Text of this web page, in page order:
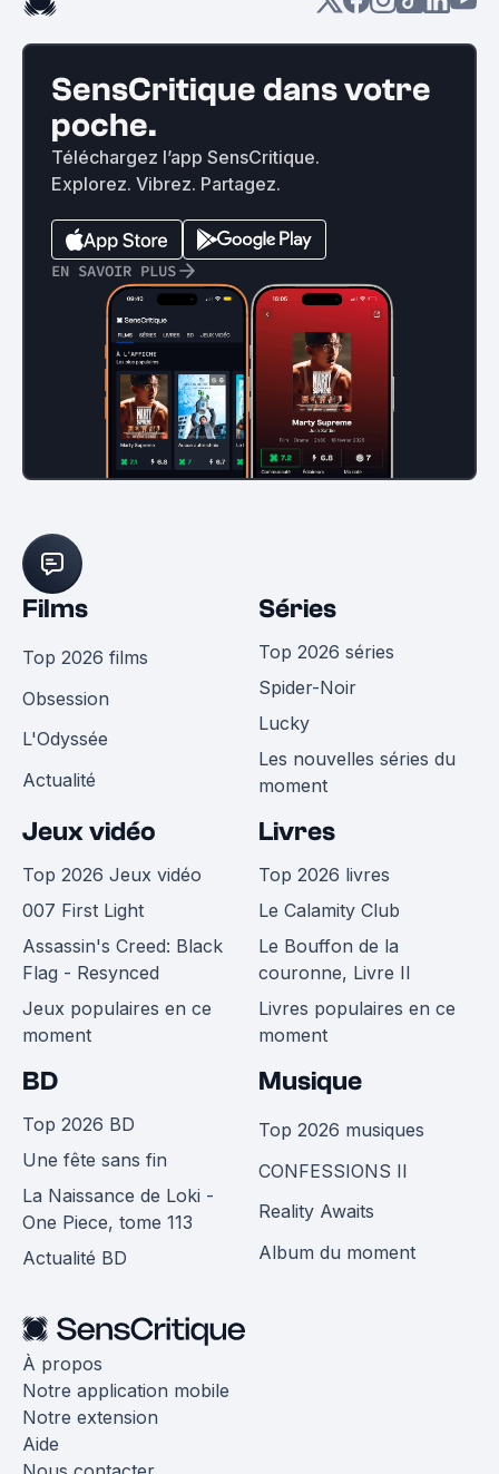
SensCritique dans votre
poche.
Téléchargez l’app SensCritique.
Explorez. Vibrez. Partagez.
EN SAVOIR PLUS
Films
Top 2026 films
Obsession
L'Odyssée
Actualité
Séries
Top 2026 séries
Spider-Noir
Lucky
Les nouvelles séries du
moment
Jeux vidéo
Top 2026 Jeux vidéo
007 First Light
Assassin's Creed: Black
Flag - Resynced
Jeux populaires en ce
moment
Livres
Top 2026 livres
Le Calamity Club
Le Bouffon de la
couronne, Livre II
Livres populaires en ce
moment
BD
Top 2026 BD
Une fête sans fin
La Naissance de Loki -
One Piece, tome 113
Actualité BD
Musique
Top 2026 musiques
CONFESSIONS II
Reality Awaits
Album du moment
À propos
Notre application mobile
Notre extension
Aide